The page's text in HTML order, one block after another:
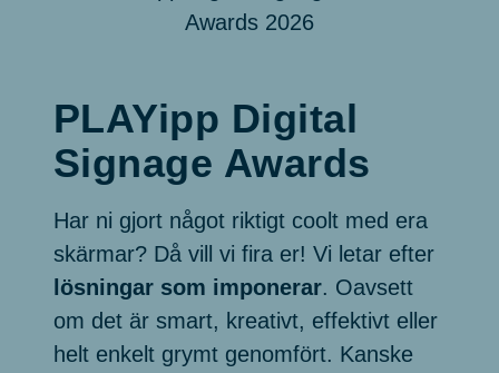
PLAYipp Digital
Signage Awards
Har ni gjort något riktigt coolt med era
skärmar? Då vill vi fira er! Vi letar efter
lösningar som imponerar. Oavsett
om det är smart, kreativt, effektivt eller
helt enkelt grymt genomfört. Kanske